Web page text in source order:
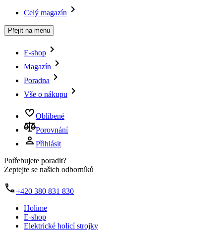
Celý magazín
Přejít na menu
E-shop
Magazín
Poradna
Vše o nákupu
Oblíbené
Porovnání
Přihlásit
Potřebujete poradit?
Zeptejte se našich odborníků
+420 380 831 830
Holime
E-shop
Elektrické holicí strojky